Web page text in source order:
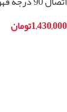
1,430,000تومان